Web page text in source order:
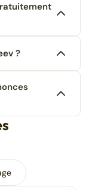
?